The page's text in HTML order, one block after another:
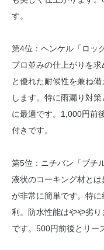
す。
第4位：ヘンケル「ロッ
プロ並みの仕上がりを
と優れた耐候性を兼ね
します。特に雨漏り対
に最適です。1,000円前
付きです。
第5位：ニチバン「ブチ
液状のコーキング材と
が非常に簡単です。特
利。防水性能はやや劣
です。500円前後とリー